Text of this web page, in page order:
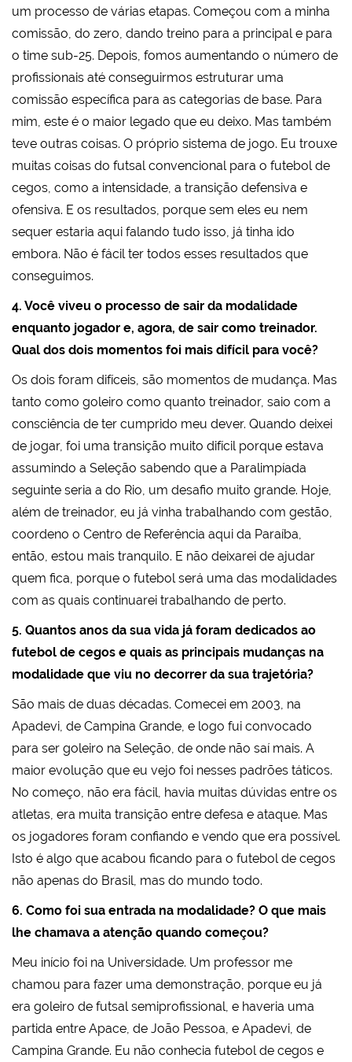
um processo de várias etapas. Começou com a minha
comissão, do zero, dando treino para a principal e para
o time sub-25. Depois, fomos aumentando o número de
profissionais até conseguirmos estruturar uma
comissão específica para as categorias de base. Para
mim, este é o maior legado que eu deixo. Mas também
teve outras coisas. O próprio sistema de jogo. Eu trouxe
muitas coisas do futsal convencional para o futebol de
cegos, como a intensidade, a transição defensiva e
ofensiva. E os resultados, porque sem eles eu nem
sequer estaria aqui falando tudo isso, já tinha ido
embora. Não é fácil ter todos esses resultados que
conseguimos.
4. Você viveu o processo de sair da modalidade
enquanto jogador e, agora, de sair como treinador.
Qual dos dois momentos foi mais difícil para você?
Os dois foram difíceis, são momentos de mudança. Mas
tanto como goleiro como quanto treinador, saio com a
consciência de ter cumprido meu dever. Quando deixei
de jogar, foi uma transição muito difícil porque estava
assumindo a Seleção sabendo que a Paralimpíada
seguinte seria a do Rio, um desafio muito grande. Hoje,
além de treinador, eu já vinha trabalhando com gestão,
coordeno o Centro de Referência aqui da Paraíba,
então, estou mais tranquilo. E não deixarei de ajudar
quem fica, porque o futebol será uma das modalidades
com as quais continuarei trabalhando de perto.
5. Quantos anos da sua vida já foram dedicados ao
futebol de cegos e quais as principais mudanças na
modalidade que viu no decorrer da sua trajetória?
São mais de duas décadas. Comecei em 2003, na
Apadevi, de Campina Grande, e logo fui convocado
para ser goleiro na Seleção, de onde não saí mais. A
maior evolução que eu vejo foi nesses padrões táticos.
No começo, não era fácil, havia muitas dúvidas entre os
atletas, era muita transição entre defesa e ataque. Mas
os jogadores foram confiando e vendo que era possível.
Isto é algo que acabou ficando para o futebol de cegos
não apenas do Brasil, mas do mundo todo.
6. Como foi sua entrada na modalidade? O que mais
lhe chamava a atenção quando começou?
Meu início foi na Universidade. Um professor me
chamou para fazer uma demonstração, porque eu já
era goleiro de futsal semiprofissional, e haveria uma
partida entre Apace, de João Pessoa, e Apadevi, de
Campina Grande. Eu não conhecia futebol de cegos e